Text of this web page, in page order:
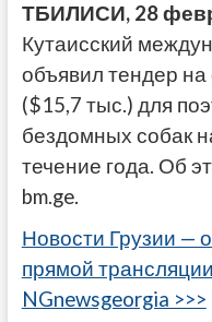
ТБИЛИСИ, 28
Кутаисский
объявил тендер
($15,7 тыс.) для
бездомных собак
течение года. Об
bm.ge.
Новости Грузии —
прямой
NGnewsgeorgia >>>